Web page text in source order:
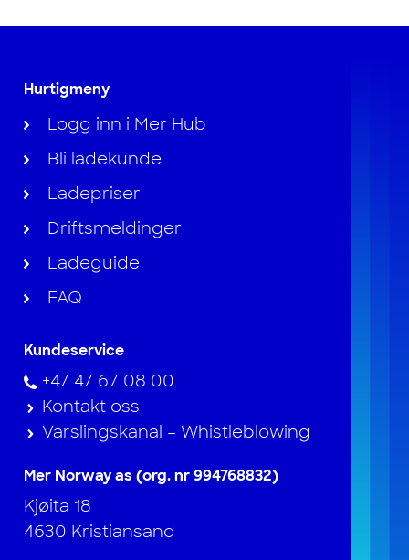
Hurtigmeny
Logg inn i Mer Hub
Bli ladekunde
Ladepriser
Driftsmeldinger
Ladeguide
FAQ
Kundeservice
+47 47 67 08 00
Kontakt oss
Varslingskanal – Whistleblowing
Mer Norway as (org. nr 994768832)
Kjøita 18
4630 Kristiansand